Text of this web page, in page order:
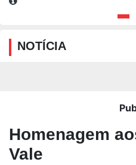
NOTÍCIA
Homenagem
Vale